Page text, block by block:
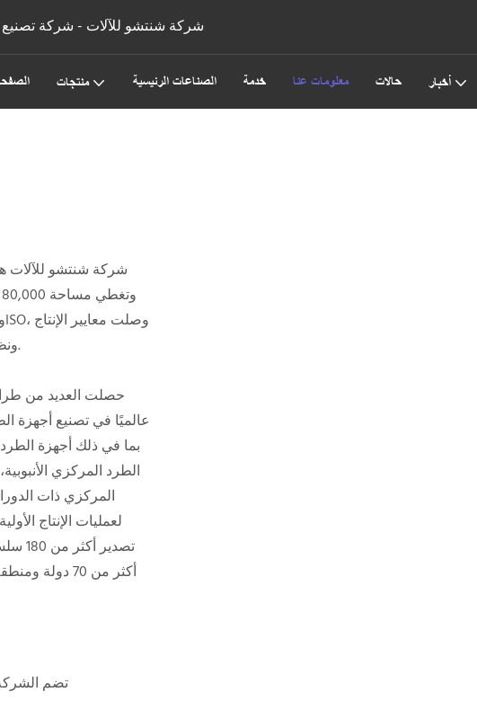
شركة شنتشو للآلات - شركة تصنيع
منتجات الصناعات الرئيسية خدمة معلومات عنا حالات أخبار
ونظام مراقبة الجودة في الشركة إلى أعلى المستويات العالمية.
حصلت العديد من
عالميًا في تصنيع أجهزة
بما في ذلك أجهزة
الطرد المركزي
المركزي ذات
لعمليات الإنتاج
أكثر من 70
تضم الشركة 2500